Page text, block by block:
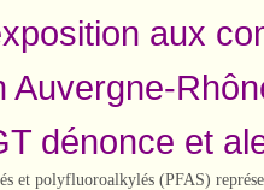
aux
Auvergne-
dénonce et
et polyfluoroalkylés (PFAS)